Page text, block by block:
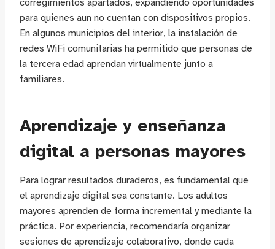
corregimientos apartados, expandiendo oportunidades
para quienes aun no cuentan con dispositivos propios.
En algunos municipios del interior, la instalación de
redes WiFi comunitarias ha permitido que personas de
la tercera edad aprendan virtualmente junto a
familiares.
Aprendizaje y enseñanza
digital a personas mayores
Para lograr resultados duraderos, es fundamental que
el aprendizaje digital sea constante. Los adultos
mayores aprenden de forma incremental y mediante la
práctica. Por experiencia, recomendaría organizar
sesiones de aprendizaje colaborativo, donde cada